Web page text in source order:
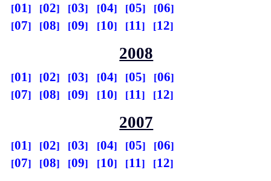
01 02 03 04 05
06
07
08 09 10 11 12
2008
01 02 03 04 05
06
07
08 09 10 11 12
2007
01 02 03 04 05
06
07
08 09 10 11 12